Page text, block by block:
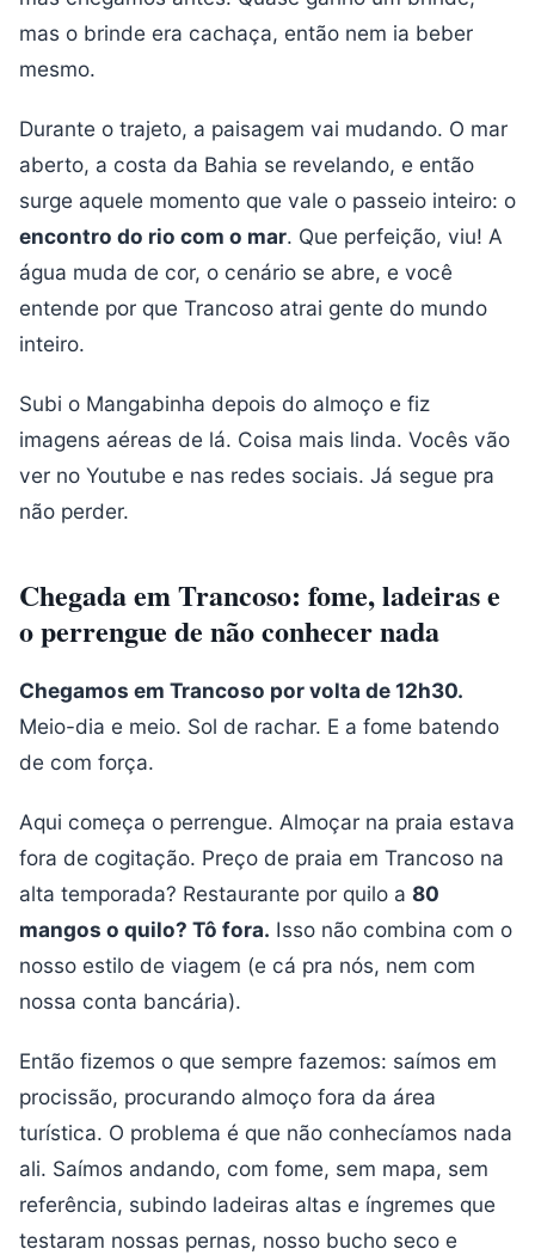
mas o brinde era cachaça, então nem ia beber
mesmo.
Durante o trajeto, a paisagem vai mudando. O mar
aberto, a costa da Bahia se revelando, e então
surge aquele momento que vale o passeio inteiro: o
encontro do rio com o mar. Que perfeição, viu! A
água muda de cor, o cenário se abre, e você
entende por que Trancoso atrai gente do mundo
inteiro.
Subi o Mangabinha depois do almoço e fiz
imagens aéreas de lá. Coisa mais linda. Vocês vão
ver no Youtube e nas redes sociais. Já segue pra
não perder.
Chegada em Trancoso: fome, ladeiras e
o perrengue de não conhecer nada
Chegamos em Trancoso por volta de 12h30.
Meio-dia e meio. Sol de rachar. E a fome batendo
de com força.
Aqui começa o perrengue. Almoçar na praia estava
fora de cogitação. Preço de praia em Trancoso na
alta temporada? Restaurante por quilo a 80
mangos o quilo? Tô fora. Isso não combina com o
nosso estilo de viagem (e cá pra nós, nem com
nossa conta bancária).
Então fizemos o que sempre fazemos: saímos em
procissão, procurando almoço fora da área
turística. O problema é que não conhecíamos nada
ali. Saímos andando, com fome, sem mapa, sem
referência, subindo ladeiras altas e íngremes que
testaram nossas pernas, nosso bucho seco e